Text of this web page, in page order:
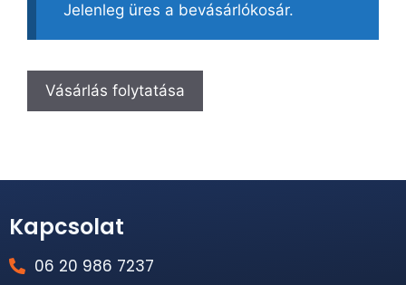
Jelenleg üres a bevásárlókosár.
Vásárlás folytatása
Kapcsolat
06 20 986 7237